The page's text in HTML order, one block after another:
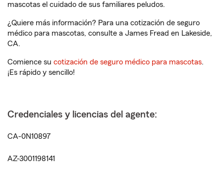
mascotas el cuidado de sus familiares peludos.
¿Quiere más información? Para una cotización de seguro
médico para mascotas, consulte a James Fread en Lakeside,
CA.
Comience su cotización de seguro médico para mascotas.
¡Es rápido y sencillo!
Credenciales y licencias del agente:
CA-0N10897
AZ-3001198141